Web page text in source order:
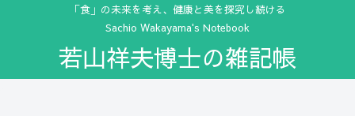
「食」の未来を考え、健康と美を探究し続ける
Sachio Wakayama's Notebook
若山祥夫博士の雑記帳